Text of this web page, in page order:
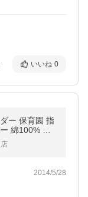
いいね 0
ー 保育園 指
綿100% 日
2014/5/28